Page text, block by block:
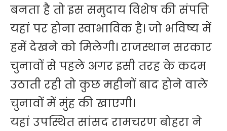
बनता है तो इस समुदाय विशेष की संपत्ति
यहां पर होना स्वाभाविक है। जो भविष्य में
हमें देखने को मिलेगी। राजस्थान सरकार
चुनावों से पहले अगर इसी तरह के कदम
उठाती रही तो कुछ महीनों बाद होने वाले
चुनावों में मुंह की खाएगी।
यहां उपस्थित सांसद रामचरण बोहरा ने